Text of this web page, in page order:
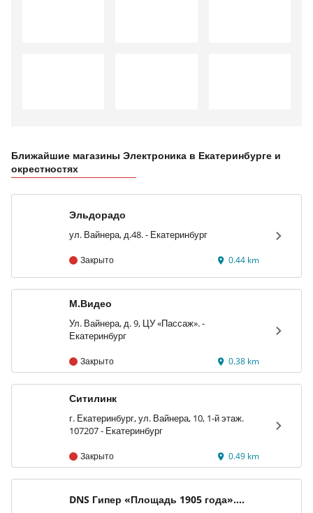
Ближайшие магазины Электроника в Екатеринбурге и
окрестностях
Эльдорадо
ул. Вайнера, д.48. - Екатеринбург
Закрыто 0.44 km
М.Видео
Ул. Вайнера, д. 9, ЦУ «Пассаж». -
Екатеринбург
Закрыто 0.38 km
Ситилинк
г. Екатеринбург, ул. Вайнера, 10, 1-й этаж.
107207 - Екатеринбург
Закрыто 0.49 km
DNS Гипер «Площадь 1905 года».